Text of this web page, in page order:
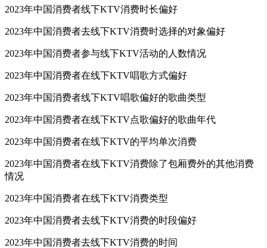
2023年中国消费者线下KTV消费时长偏好
2023年中国消费者去线下KTV消费时选择的对象偏好
2023年中国消费者参与线下KTV活动的人数情况
2023年中国消费者在线下KTV唱歌方式偏好
2023年中国消费者线下KTV唱歌偏好的歌曲类型
2023年中国消费者在线下KTV点歌偏好的歌曲年代
2023年中国消费者在线下KTV的平均单次消费
2023年中国消费者在线下KTV消费除了包厢费外的其他消费
情况
2023年中国消费者在线下KTV消费类型
2023年中国消费者去线下KTV消费的时段偏好
2023年中国消费者去线下KTV消费的时间